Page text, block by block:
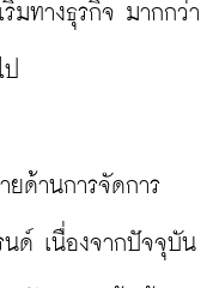
มทางธุรกิจ มากกว่า
ด้านการจัดการ
ด์ เนื่องจากปัจจุบัน